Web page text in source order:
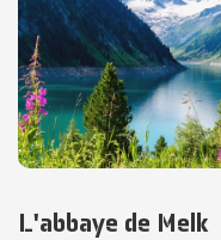
L'abbaye de Melk